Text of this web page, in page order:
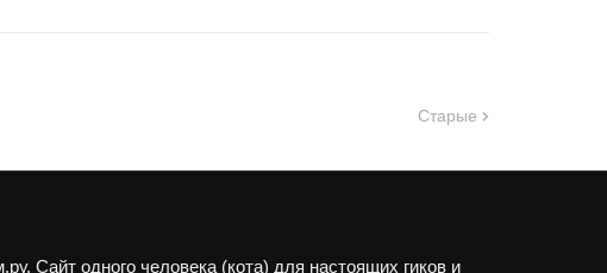
Старые
Сайт одного человека (кота) для настоящих гиков и